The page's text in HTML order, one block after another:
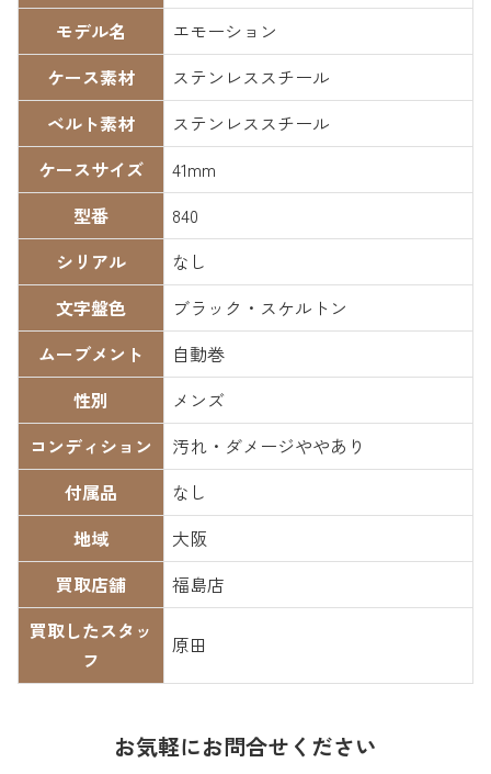
モデル名
エモーション
ケース素材
ステンレススチール
ベルト素材
ステンレススチール
ケースサイズ
41mm
型番
840
シリアル
なし
文字盤色
ブラック・スケルトン
ムーブメント
自動巻
性別
メンズ
コンディション
汚れ・ダメージややあり
付属品
なし
地域
大阪
買取店舗
福島店
買取したスタッ
フ
原田
お気軽にお問合せください